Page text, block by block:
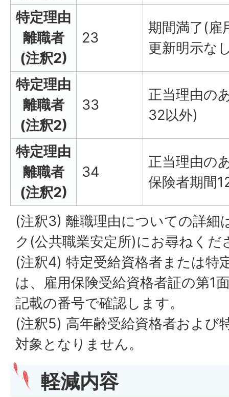
特定理由
離職者
(注釈2)
23
期間満了(雇
更新明示な
特定理由
離職者
(注釈2)
33
正当理由の
32以外)
特定理由
離職者
(注釈2)
34
正当理由の
保険者期間
(注釈3) 離職理由についての詳細
ク(公共職業安定所)にお尋ねくだ
(注釈4) 特定受給資格者または特
は、雇用保険受給資格者証の第1
記載の番号で確認します。
(注釈5) 高年齢受給資格者および
対象となりません。
軽減内容